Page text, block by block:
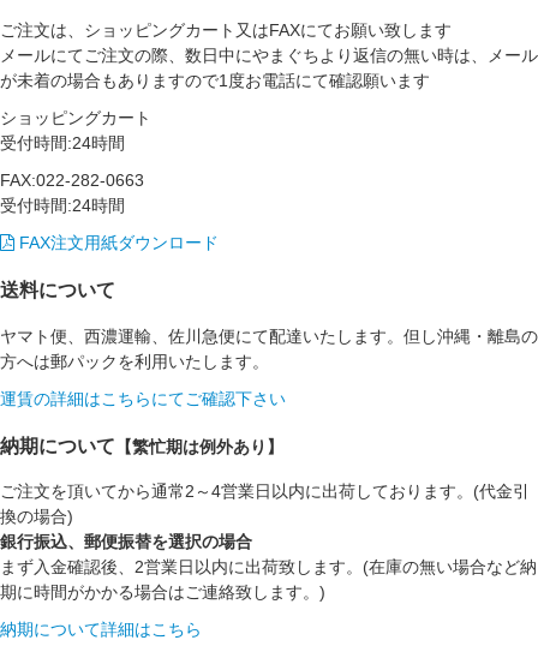
ご注文は、ショッピングカート又はFAXにてお願い致します
メールにてご注文の際、数日中にやまぐちより返信の無い時は、メール
が未着の場合もありますので1度お電話にて確認願います
ショッピングカート
受付時間:24時間
FAX:022-282-0663
受付時間:24時間
FAX注文用紙ダウンロード
送料について
ヤマト便、西濃運輸、佐川急便にて配達いたします。但し沖縄・離島の
方へは郵パックを利用いたします。
運賃の詳細はこちらにてご確認下さい
納期について 【繁忙期は例外あり】
ご注文を頂いてから通常2～4営業日以内に出荷しております。(代金引
換の場合)
銀行振込、郵便振替を選択の場合
まず入金確認後、2営業日以内に出荷致します。(在庫の無い場合など納
期に時間がかかる場合はご連絡致します。)
納期について詳細はこちら